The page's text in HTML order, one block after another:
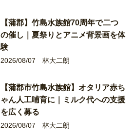
【蒲郡】竹島水族館70周年で二つ
の催し｜夏祭りとアニメ背景画を体
験
2026/08/07 林大二朗
【蒲郡市竹島水族館】オタリア赤ち
ゃん人工哺育に｜ミルク代への支援
を広く募る
2026/08/07 林大二朗